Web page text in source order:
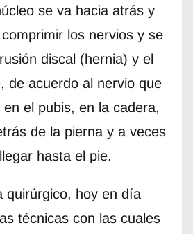
se va hacia atrás y
los nervios y se
discal (hernia) y el
de acuerdo al nervio que
el pubis, en la cadera,
de la pierna y a veces
hasta el pie.
quirúrgico, hoy en día
técnicas con las cuales